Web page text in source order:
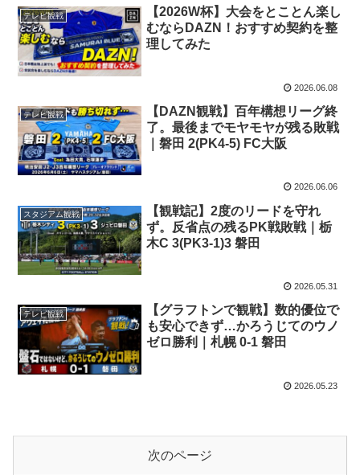
テレビ観戦
【2026W杯】大会をとことん楽し
むならDAZN！おすすめ契約を整
理してみた
2026.06.08
テレビ観戦
【DAZN観戦】百年構想リーグ終
了。最後までモヤモヤが残る敗戦
｜磐田 2(PK4-5) FC大阪
2026.06.06
スタジアム観戦
【観戦記】2度のリードを守れ
ず。反省点の残るPK戦敗戦｜栃
木C 3(PK3-1)3 磐田
2026.05.31
テレビ観戦
【グラフトンで観戦】数的優位で
も安心できず…かろうじてのウノ
ゼロ勝利｜札幌 0-1 磐田
2026.05.23
次のページ